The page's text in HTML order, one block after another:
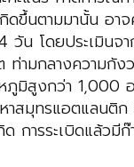
ดขึ้นตามมานั้น อา
วัน โดยประเมินจ
ท่ามกลางความกัง
มิสูงกว่า 1,000
าสมุทรแอตแลนติก
ด การระเบิดแล้ว